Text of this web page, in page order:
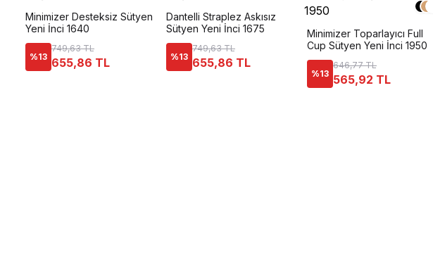
Minimizer Desteksiz Sütyen
Yeni İnci 1640
%13
749,63 TL
655,86 TL
Dantelli Straplez Askısız
Sütyen Yeni İnci 1675
%13
749,63 TL
655,86 TL
Minimizer Toparlayıcı Full
Cup Sütyen Yeni İnci 1950
%13
646,77 TL
565,92 TL